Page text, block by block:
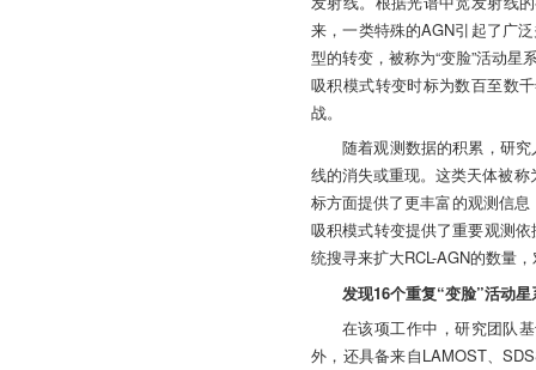
来，一类特殊的AGN引起了广
型的转变，被称为“变脸”活动星
吸积模式转变时标为数百至数
战。
随着观测数据的积累，研
线的消失或重现。这类天体被称
标方面提供了更丰富的观测信
吸积模式转变提供了重要观测
统搜寻来扩大RCL-AGN的数量
发现16个重复“变脸”活动星
在该项工作中，研究团队
外，还具备来自LAMOST、